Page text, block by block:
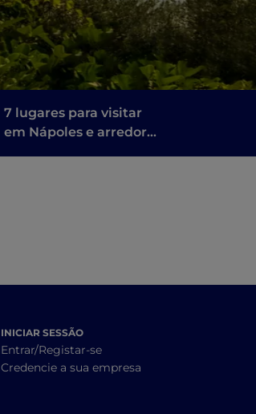
7 lugares para visitar
em Nápoles e arredores
INICIAR SESSÃO
Entrar/Registar-se
Credencie a sua empresa